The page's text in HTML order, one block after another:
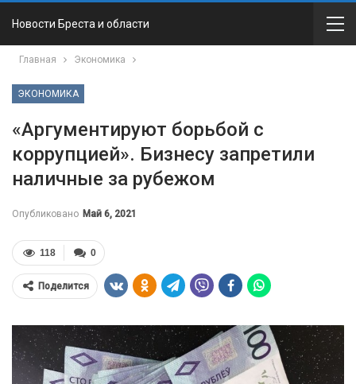
Новости Бреста и области
Главная Экономика
ЭКОНОМИКА
«Аргументируют борьбой с
коррупцией». Бизнесу запретили
наличные за рубежом
Опубликовано Май 6, 2021
0
118
Поделится